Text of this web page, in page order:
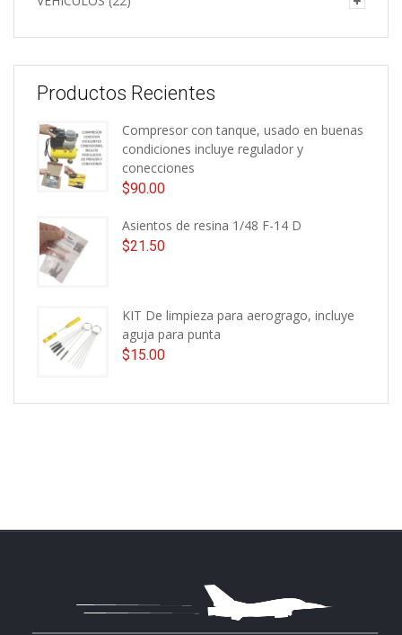
Productos Recientes
Compresor con tanque, usado en buenas
condiciones incluye regulador y
conecciones
$90.00
Asientos de resina 1/48 F-14 D
$21.50
KIT De limpieza para aerogrago, incluye
aguja para punta
$15.00